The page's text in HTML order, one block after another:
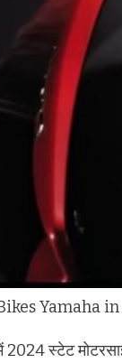
Yamaha
में 2024 स्टेट